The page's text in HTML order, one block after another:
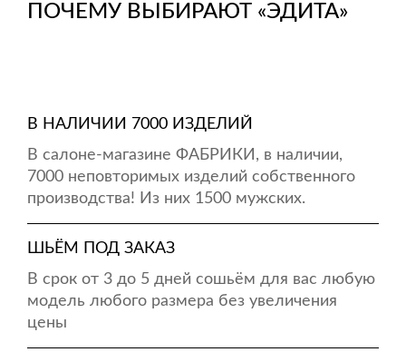
ПОЧЕМУ ВЫБИРАЮТ «ЭДИТА»
В НАЛИЧИИ 7000 ИЗДЕЛИЙ
В салоне-магазине ФАБРИКИ, в наличии,
7000 неповторимых изделий собственного
производства! Из них 1500 мужских.
ШЬЁМ ПОД ЗАКАЗ
В срок от 3 до 5 дней сошьём для вас любую
модель любого размера без увеличения
цены